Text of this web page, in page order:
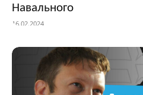
Навального
16.02.2024